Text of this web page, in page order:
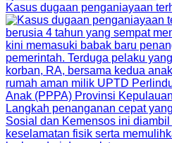
Kasus dugaan penganiayaan